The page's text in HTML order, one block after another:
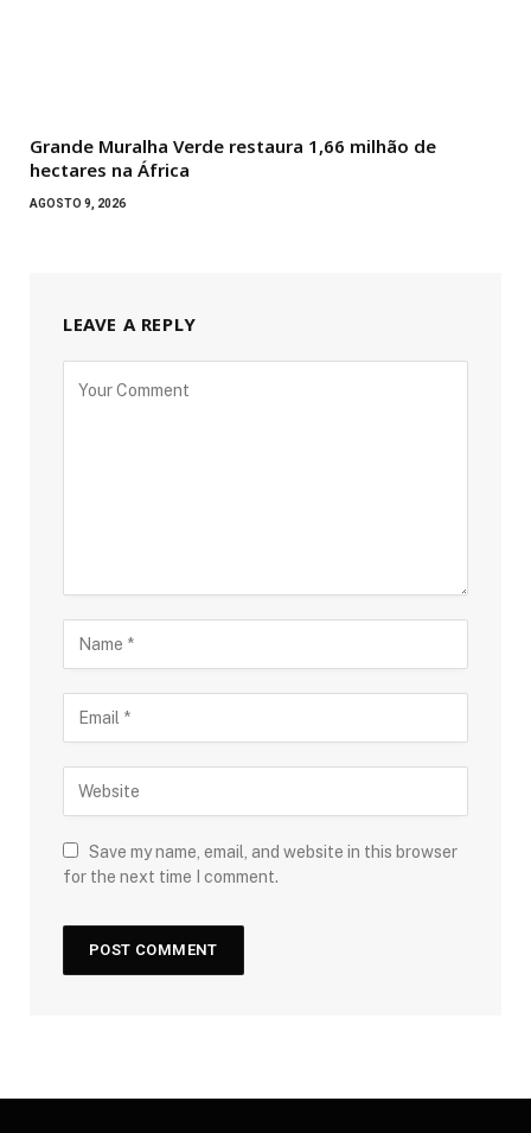
Grande Muralha Verde restaura 1,66 milhão de
hectares na África
AGOSTO 9, 2026
LEAVE A REPLY
Save my name, email, and website in this browser
for the next time I comment.